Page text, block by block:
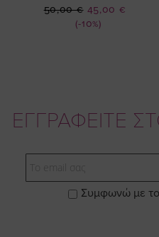
(-10%)
Ειδική
Τιμή
45,00 €
50,00 €
ΕΓΓΡΑΦΕΙΤΕ
Συμφωνώ με